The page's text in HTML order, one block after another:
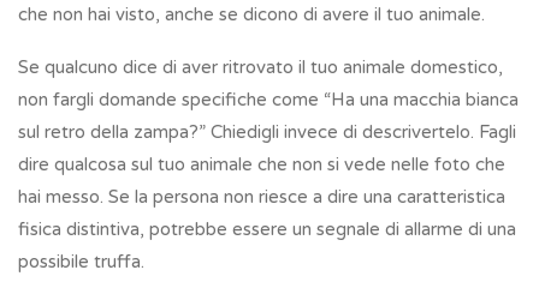
che non hai visto, anche se dicono di avere il tuo animale.
Se qualcuno dice di aver ritrovato il tuo animale domestico,
non fargli domande specifiche come “Ha una macchia bianca
sul retro della zampa?” Chiedigli invece di descrivertelo. Fagli
dire qualcosa sul tuo animale che non si vede nelle foto che
hai messo. Se la persona non riesce a dire una caratteristica
fisica distintiva, potrebbe essere un segnale di allarme di una
possibile truffa.